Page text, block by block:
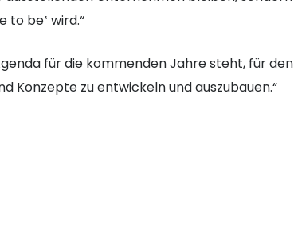
to be‛ wird.“
für die kommenden Jahre steht, für den
zu entwickeln und auszubauen.“